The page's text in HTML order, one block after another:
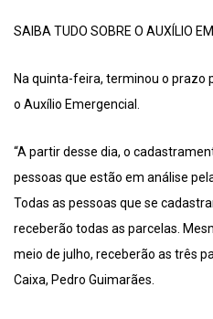
SAIBA TUDO SOBRE O AUXÍLIO
Na quinta-feira, terminou o prazo
o Auxílio Emergencial.
“A partir desse dia, o
pessoas que estão em análise
Todas as pessoas que se
receberão todas as parcelas.
meio de julho, receberão as três
Caixa, Pedro Guimarães.